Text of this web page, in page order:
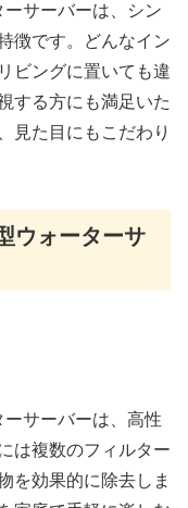
サーバーは、シン
徴です。どんなイン
ビングに置いても違
する方にも満足いた
見た目にもこだわり
ウォーターサ
サーバーは、高性
は複数のフィルター
を効果的に除去しま